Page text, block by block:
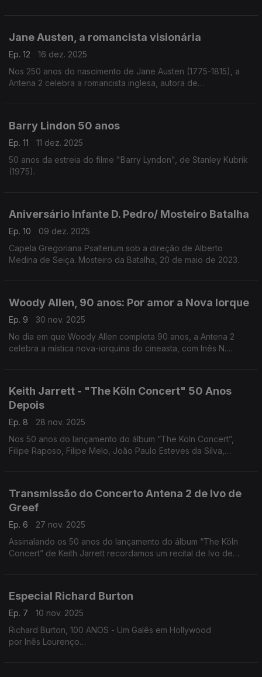
Jane Austen, a romancista visionária
Ep. 12
16 dez. 2025
Nos 250 anos do nascimento de Jane Austen (1775-1815), a
Antena 2 celebra a romancista inglesa, autora de
Barry Lindon 50 anos
Ep. 11
11 dez. 2025
50 anos da estreia do filme "Barry Lyndon", de Stanley Kubrik
(1975).
Aniversário Infante D. Pedro/ Mosteiro Batalha
Ep. 10
09 dez. 2025
Capela Gregoriana Psalterium sob a direção de Alberto
Medina de Seiça. Mosteiro da Batalha, 20 de maio de 2023.
Woody Allen, 90 anos: Por amor a Nova Iorque
Ep. 9
30 nov. 2025
No dia em que Woody Allen completa 90 anos, a Antena 2
celebra a mística nova-iorquina do cineasta, com Inês N.
Keith Jarrett - "The Köln Concert" 50 Anos
Depois
Ep. 8
28 nov. 2025
Nos 50 anos do lançamento do álbum “The Köln Concert”,
Filipe Raposo, Filipe Melo, João Paulo Esteves da Silva,
Transmissão do Concerto Antena 2 de Ivo de
Greef
Ep. 6
27 nov. 2025
Assinalando os 50 anos do lançamento do álbum “The Köln
Concert” de Keith Jarrett recordamos um recital de Ivo de
Especial Richard Burton
Ep. 7
10 nov. 2025
Richard Burton, 100 ANOS - Um Galês em Hollywood
por Inês Lourenço